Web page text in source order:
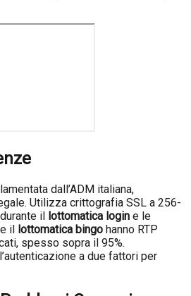
dall’ADM italiana,
Utilizza crittografia SSL a 256-
il lottomatica login e le
il lottomatica bingo hanno RTP
spesso sopra il 95%.
a due fattori per